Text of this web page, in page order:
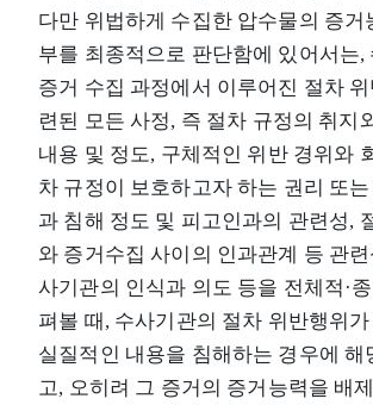
다만 위법하게 수집한 압수물의 증거
부를 최종적으로 판단함에 있어서는,
증거 수집 과정에서 이루어진 절차
련된 모든 사정, 즉 절차 규정의 취지
내용 및 정도, 구체적인 위반 경위와
차 규정이 보호하고자 하는 권리 또
과 침해 정도 및 피고인과의 관련성,
와 증거수집 사이의 인과관계 등 관
사기관의 인식과 의도 등을 전체적·
펴볼 때, 수사기관의 절차 위반행위
실질적인 내용을 침해하는 경우에 해
고, 오히려 그 증거의 증거능력을 배